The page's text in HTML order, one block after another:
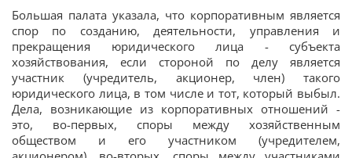
Большая палата указала, что корпоративным является
спор по созданию, деятельности, управления и
прекращения юридического лица - субъекта
хозяйствования, если стороной по делу является
участник (учредитель, акционер, член) такого
юридического лица, в том числе и тот, который выбыл.
Дела, возникающие из корпоративных отношений -
это, во-первых, споры между хозяйственным
обществом и его участником (учредителем,